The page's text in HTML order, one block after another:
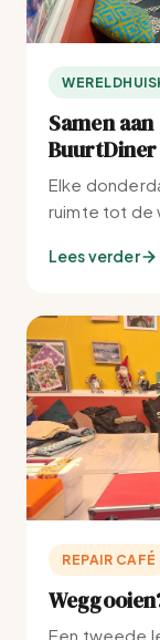
Samen
Elke
ruimte tot de
Lees verder
REPAIR CAFÉ
Een tweede